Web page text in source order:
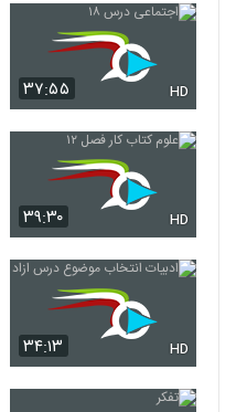
۳۷:۵۵ HD
۳۹:۳۰ HD
۳۴:۱۳ HD